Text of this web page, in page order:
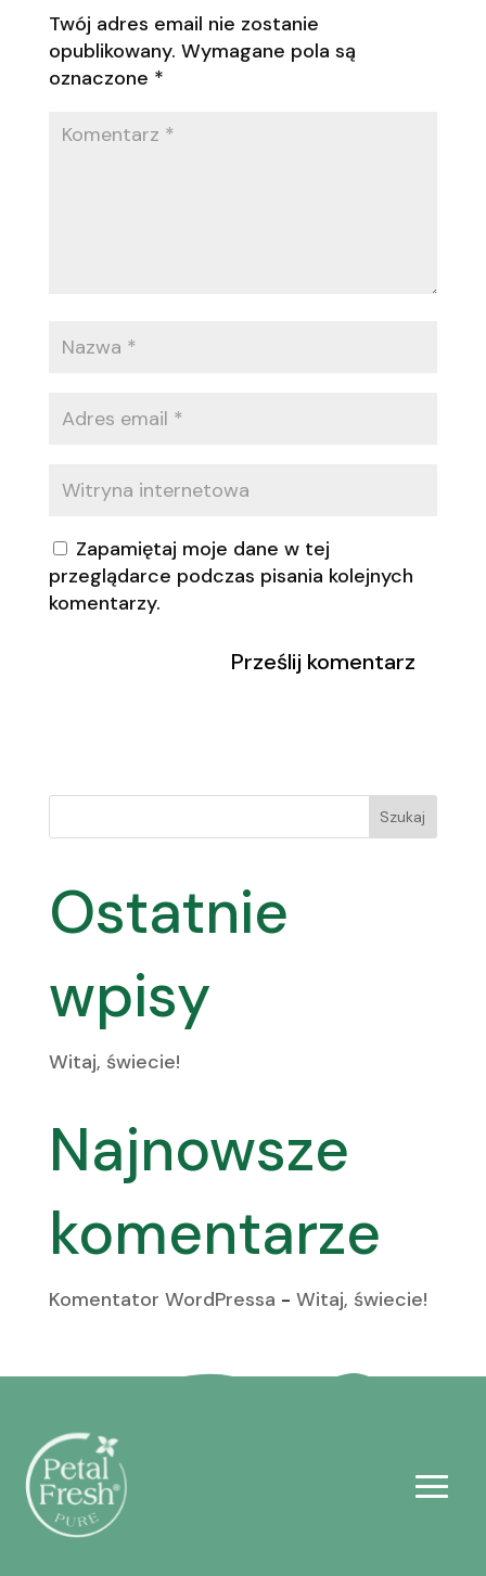
Twój adres email nie zostanie
opublikowany. Wymagane pola są
oznaczone *
Zapamiętaj moje dane w tej
przeglądarce podczas pisania kolejnych
komentarzy.
Szukaj
Ostatnie
wpisy
Witaj, świecie!
Najnowsze
komentarze
Komentator WordPressa - Witaj, świecie!